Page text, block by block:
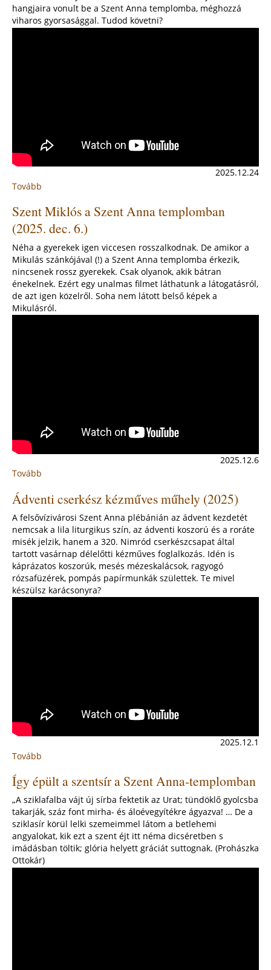
hangjaira vonult be a Szent Anna templomba, méghozzá
viharos gyorsasággal. Tudod követni?
2025.12.24
Tovább
fenyőfák
bevonulása
a
Szent
Anna
templomba
(2025)
Szent Miklós a Szent Anna templomban
(2025. dec. 6.)
Néha a gyerekek igen viccesen rosszalkodnak. De amikor a
Mikulás szánkójával (!) a Szent Anna templomba érkezik,
nincsenek rossz gyerekek. Csak olyanok, akik bátran
énekelnek. Ezért egy unalmas filmet láthatunk a látogatásról,
de azt igen közelről. Soha nem látott belső képek a
Mikulásról.
2025.12.6
Tovább
Miklós
Szent
Anna
templomban
(2025.
dec.
6.)
Ádventi cserkész kézműves műhely (2025)
A felsővízivárosi Szent Anna plébánián az ádvent kezdetét
nemcsak a lila liturgikus szín, az ádventi koszorú és a roráte
misék jelzik, hanem a 320. Nimród cserkészcsapat által
tartott vasárnap délelőtti kézműves foglalkozás. Idén is
káprázatos koszorúk, mesés mézeskalácsok, ragyogó
rózsafüzérek, pompás papírmunkák születtek. Te mivel
készülsz karácsonyra?
2025.12.1
Tovább
cserkész
kézműves
műhely
(2025)
Így épült a szentsír a Szent Anna-templomban
„A sziklafalba vájt új sírba fektetik az Urat; tündöklő gyolcsba
takarják, száz font mirha- és áloévegyítékre ágyazva! … De a
sziklasír körül lelki szemeimmel látom a betlehemi
angyalokat, kik ezt a szent éjt itt néma dicséretben s
imádásban töltik; glória helyett gráciát suttognak. (Prohászka
Ottokár)